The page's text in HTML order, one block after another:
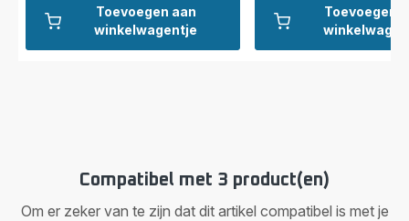
Toevoegen aan
winkelwagentje
Toevoegen
Compatibel met 3 product(en)
Om er zeker van te zijn dat dit artikel compatibel is met je